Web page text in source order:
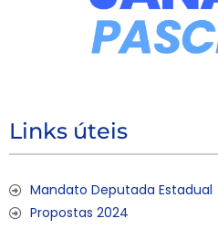
Links úteis
Mandato Deputada Estadual
Propostas 2024